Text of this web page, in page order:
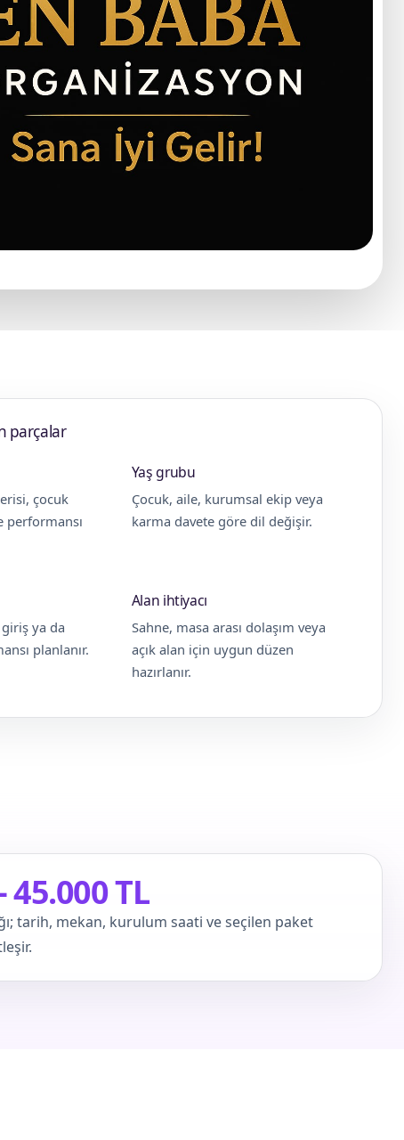
parçalar
çocuk
performansı
Yaş grubu
Çocuk, aile, kurumsal ekip veya
karma davete göre dil değişir.
ya da
planlanır.
Alan ihtiyacı
Sahne, masa arası dolaşım veya
açık alan için uygun düzen
hazırlanır.
45.000 TL
tarih, mekan, kurulum saati ve seçilen paket